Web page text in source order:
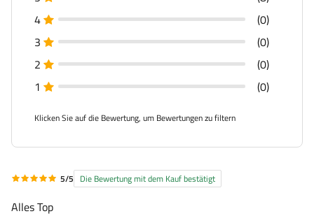
4
(0)
3
(0)
2
(0)
1
(0)
Klicken Sie auf die Bewertung, um Bewertungen zu filtern
5/5 Die Bewertung mit dem Kauf bestätigt
Alles Top